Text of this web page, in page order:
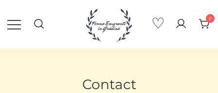
♡ 0
Contact